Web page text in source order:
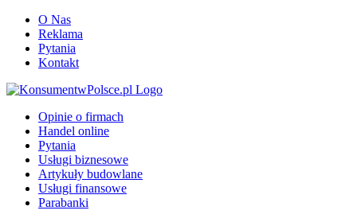
O Nas
Reklama
Pytania
Kontakt
Opinie o firmach
Handel online
Pytania
Usługi biznesowe
Artykuły budowlane
Usługi finansowe
Parabanki